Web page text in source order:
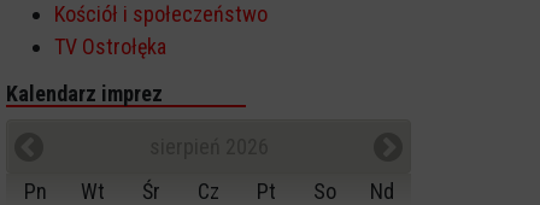
Kościół i społeczeństwo
TV Ostrołęka
Kalendarz imprez
Pn
Wt Śr Cz Pt So
Nd